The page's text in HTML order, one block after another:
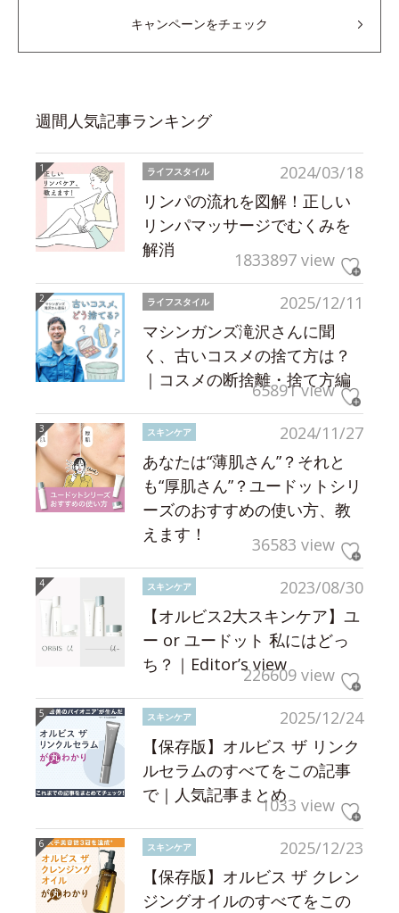
キャンペーンをチェック
週間人気記事ランキング
2024/03/18
ライフスタイル
リンパの流れを図解！正しい
リンパマッサージでむくみを
解消
1833897 view
2025/12/11
ライフスタイル
マシンガンズ滝沢さんに聞
く、古いコスメの捨て方は？
｜コスメの断捨離・捨て方編
65891 view
2024/11/27
スキンケア
あなたは“薄肌さん”？それと
も“厚肌さん”？ユードットシリ
ーズのおすすめの使い方、教
えます！
36583 view
2023/08/30
スキンケア
【オルビス2大スキンケア】ユ
ー or ユードット 私にはどっ
ち？｜Editor’s view226609 view
2025/12/24
スキンケア
【保存版】オルビス ザ リンク
ルセラムのすべてをこの記事
で｜人気記事まとめ1033 view
2025/12/23
スキンケア
【保存版】オルビス ザ クレン
ジングオイルのすべてをこの